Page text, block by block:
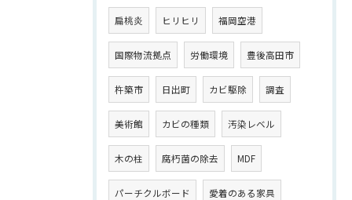
扁桃炎 ヒリヒリ 福岡空港
国際物流拠点 労働環境 豊後高田市
杵築市 日出町 カビ駆除 調査
美術館 カビの種類 汚染レベル
木の柱 腐朽菌の除去 MDF
パーチクルボード 愛着のある家具